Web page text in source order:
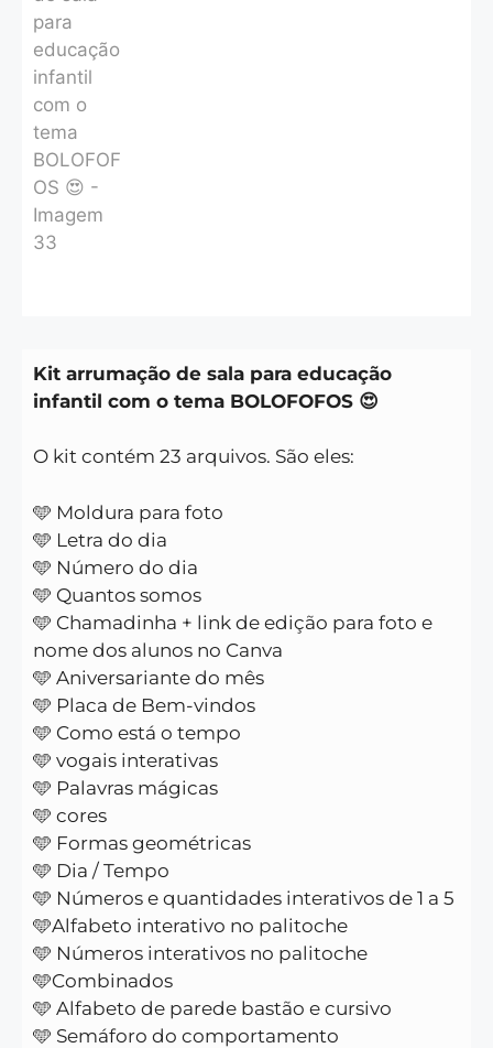
Kit arrumação de sala para educação
infantil com o tema BOLOFOFOS 😍
O kit contém 23 arquivos. São eles:
🩵 Moldura para foto
🩵 Letra do dia
🩵 Número do dia
🩵 Quantos somos
🩵 Chamadinha + link de edição para foto e
nome dos alunos no Canva
🩵 Aniversariante do mês
🩵 Placa de Bem-vindos
🩵 Como está o tempo
🩵 vogais interativas
🩵 Palavras mágicas
🩵 cores
🩵 Formas geométricas
🩵 Dia / Tempo
🩵 Números e quantidades interativos de 1 a 5
🩵Alfabeto interativo no palitoche
🩵 Números interativos no palitoche
🩵Combinados
🩵 Alfabeto de parede bastão e cursivo
🩵 Semáforo do comportamento